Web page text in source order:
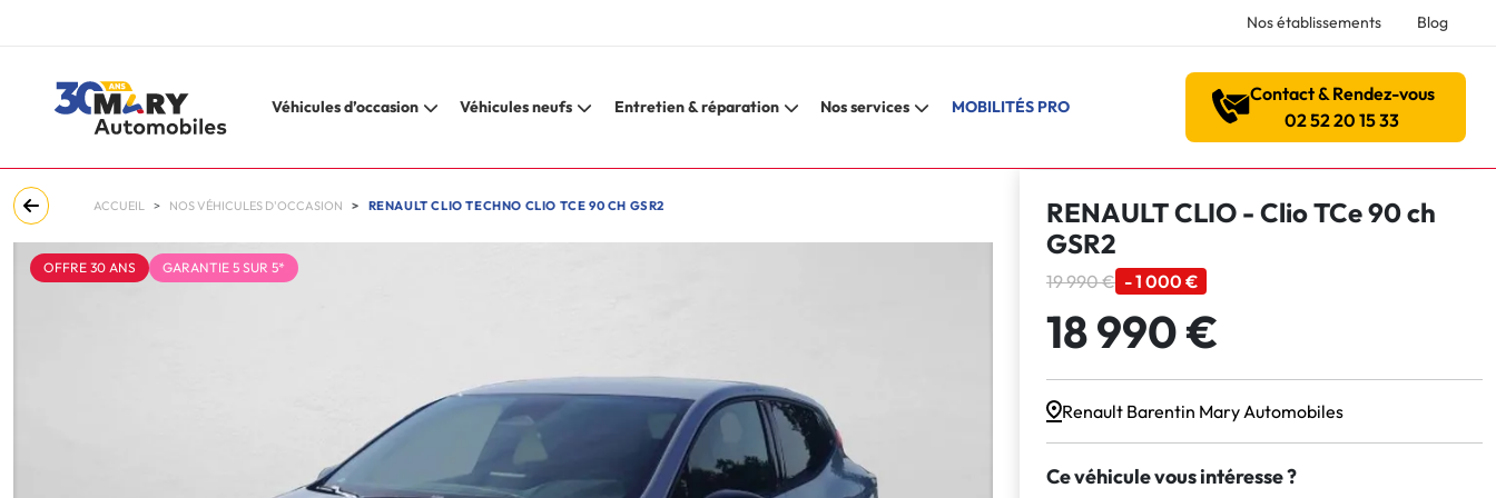
Nos établissements Blog
Véhicules d’occasion Véhicules neufs Entretien & réparation Nos services MOBILITÉS PRO
Contact & Rendez-vous
02 52 20 15 33
ACCUEIL NOS VÉHICULES D'OCCASION RENAULT CLIO TECHNO CLIO TCE 90 CH GSR2
OFFRE 30 ANS GARANTIE 5 SUR 5*
RENAULT CLIO - Clio TCe 90 ch
GSR2
19 990 € - 1 000 €
18 990 €
Renault Barentin Mary Automobiles
Ce véhicule vous intéresse ?